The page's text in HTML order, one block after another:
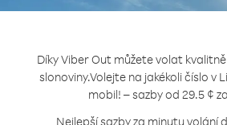
Díky Viber Out můžete volat
slonoviny.Volejte na jakékoli číslo v
mobil! – sazby od 29.5 ¢
Nejlepší sazby za minutu volání